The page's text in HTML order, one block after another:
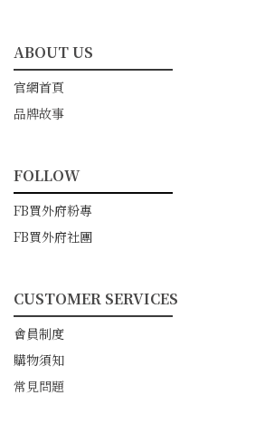
ABOUT US
━━━━━━━━━━━
官網首頁
品牌故事
FOLLOW
━━━━━━━━━━━
FB買外府粉專
FB買外府社團
CUSTOMER SERVICES
━━━━━━━━━━━
會員制度
購物須知
常見問題